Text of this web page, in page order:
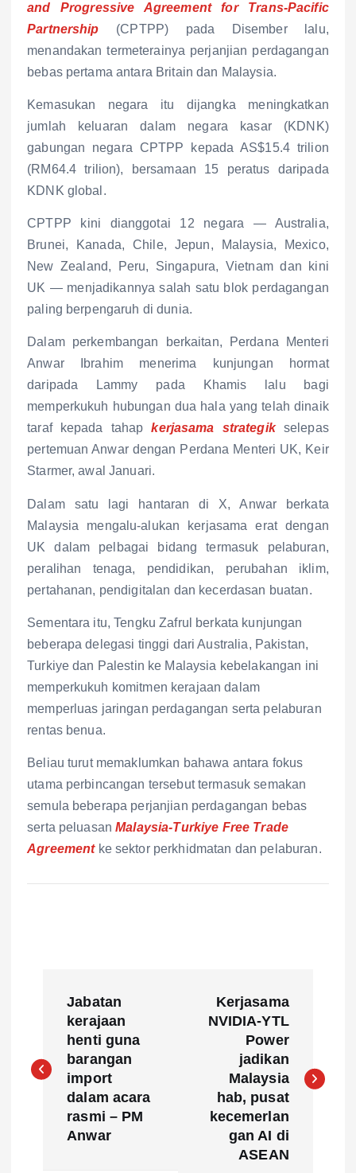
and Progressive Agreement for Trans-Pacific
Partnership (CPTPP) pada Disember lalu,
menandakan termeterainya perjanjian perdagangan
bebas pertama antara Britain dan Malaysia.
Kemasukan negara itu dijangka meningkatkan
jumlah keluaran dalam negara kasar (KDNK)
gabungan negara CPTPP kepada AS$15.4 trilion
(RM64.4 trilion), bersamaan 15 peratus daripada
KDNK global.
CPTPP kini dianggotai 12 negara — Australia,
Brunei, Kanada, Chile, Jepun, Malaysia, Mexico,
New Zealand, Peru, Singapura, Vietnam dan kini
UK — menjadikannya salah satu blok perdagangan
paling berpengaruh di dunia.
Dalam perkembangan berkaitan, Perdana Menteri
Anwar Ibrahim menerima kunjungan hormat
daripada Lammy pada Khamis lalu bagi
memperkukuh hubungan dua hala yang telah dinaik
taraf kepada tahapkerjasama strategikselepas
pertemuan Anwar dengan Perdana Menteri UK, Keir
Starmer, awal Januari.
Dalam satu lagi hantaran di X, Anwar berkata
Malaysia mengalu-alukan kerjasama erat dengan
UK dalam pelbagai bidang termasuk pelaburan,
peralihan tenaga, pendidikan, perubahan iklim,
pertahanan, pendigitalan dan kecerdasan buatan.
Sementara itu, Tengku Zafrul berkata kunjungan
beberapa delegasi tinggi dari Australia, Pakistan,
Turkiye dan Palestin ke Malaysia kebelakangan ini
memperkukuh komitmen kerajaan dalam
memperluas jaringan perdagangan serta pelaburan
rentas benua.
Beliau turut memaklumkan bahawa antara fokus
utama perbincangan tersebut termasuk semakan
semula beberapa perjanjian perdagangan bebas
serta peluasanMalaysia-Turkiye Free Trade
Agreementke sektor perkhidmatan dan pelaburan.
s
Jabatan
kerajaan
henti guna
barangan
import
dalam acara
rasmi – PM
Anwar
Kerjasama
NVIDIA-YTL
Power
jadikan
Malaysia
hab, pusat
kecemerlan
gan AI di
ASEAN